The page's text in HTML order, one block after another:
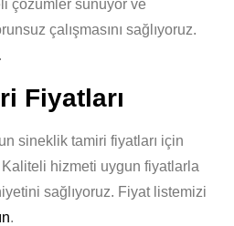
çözümler sunuyor ve
çalışmasını sağlıyoruz.
.
Fiyatları
sineklik tamiri fiyatları için
hizmeti uygun fiyatlarla
sağlıyoruz. Fiyat listemizi
.